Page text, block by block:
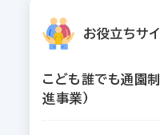
お役立ちサイ
こども誰でも通園
進事業）